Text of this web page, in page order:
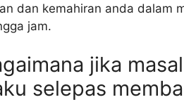
dan kemahiran anda dalam
jam.
jika
selepas